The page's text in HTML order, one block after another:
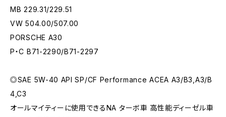
MB 229.31/229.51
VW 504.00/507.00
PORSCHE A30
P・C B71-2290/B71-2297
◎SAE 5W-40 API SP/CF Performance ACEA A3/B3,A3/B
4,C3
オールマイティーに使用できるNA ターボ車 高性能ディーゼル車